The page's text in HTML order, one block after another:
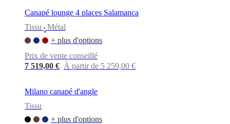
Canapé lounge 4 places Salamanca
Tissu
•
Métal
+ plus d'options
Prix de vente conseillé
7 519,00 € À partir de 5 259,00 €
Milano canapé d'angle
Tissu
+ plus d'options